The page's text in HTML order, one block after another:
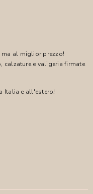
al miglior prezzo!
calzature e valigeria firmate
Italia e all'estero!